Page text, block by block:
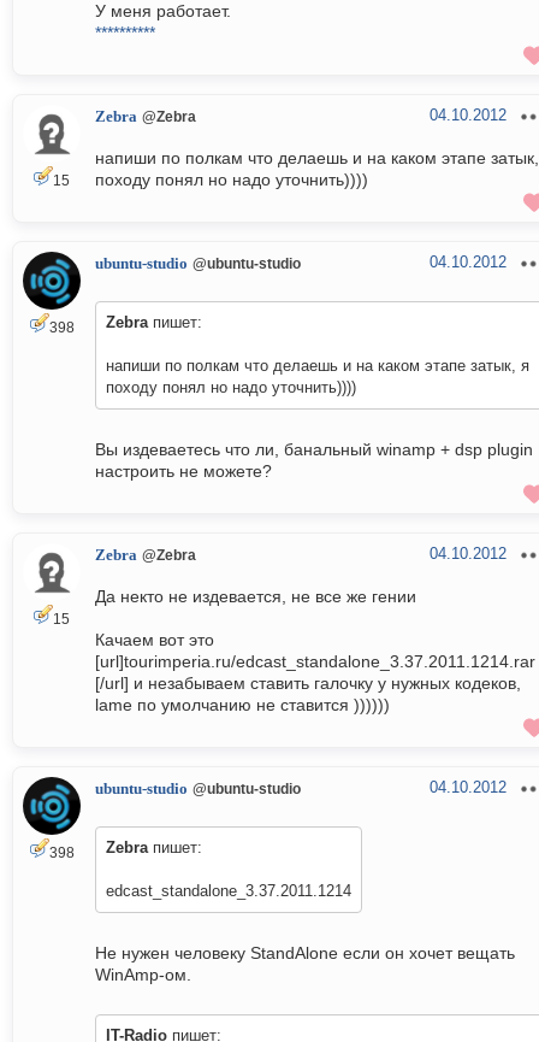
У меня работает.
**********
15
Zebra @Zebra 04.10.2012
напиши по полкам что делаешь и на каком этапе
походу понял но надо уточнить))))
398
ubuntu-studio @ubuntu-studio 04.10.2012
Zebraпишет:
напиши по полкам что делаешь и на каком этапе затык, я
походу понял но надо уточнить))))
Вы издеваетесь что ли, банальный winamp + dsp plugin
настроить не можете?
15
Zebra @Zebra 04.10.2012
Да некто не издевается, не все же гении
Качаем вот это
[url]tourimperia.ru/edcast_standalone_3.37.2011.1214.rar
[/url] и незабываем ставить галочку у нужных кодеков,
lame по умолчанию не ставится ))))))
398
ubuntu-studio @ubuntu-studio 04.10.2012
Zebraпишет:
edcast_standalone_3.37.2011.1214
Не нужен человеку StandAlone если он хочет вещать
WinAmp-ом.
IT-Radio пишет: